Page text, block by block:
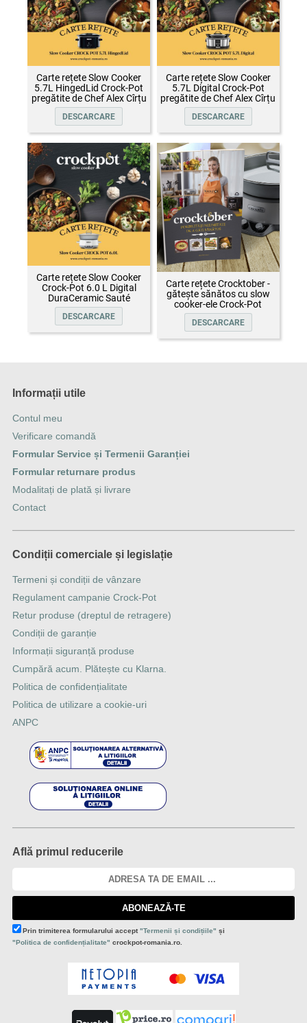
Carte rețete Slow Cooker
5.7L HingedLid Crock-Pot
pregătite de Chef Alex Cîrțu
DESCARCARE
Carte rețete Slow Cooker
5.7L Digital Crock-Pot
pregătite de Chef Alex Cîrțu
DESCARCARE
Carte rețete Slow Cooker
Crock-Pot 6.0 L Digital
DuraCeramic Sauté
DESCARCARE
Carte rețete Crocktober -
gătește sănătos cu slow
cooker-ele Crock-Pot
DESCARCARE
Informații utile
Contul meu
Verificare comandă
Formular Service și Termenii Garanției
Formular returnare produs
Modalitați de plată și livrare
Contact
Condiții comerciale și legislație
Termeni și condiții de vânzare
Regulament campanie Crock-Pot
Retur produse (dreptul de retragere)
Condiții de garanție
Informații siguranță produse
Cumpără acum. Plătește cu Klarna.
Politica de confidențialitate
Politica de utilizare a cookie-uri
ANPC
Află primul reducerile
ABONEAZĂ-TE
Prin trimiterea formularului accept"Termenii și condițiile" și
"Politica de confidențialitate" crockpot-romania.ro.